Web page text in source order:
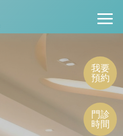
我要
預約
門診
時間